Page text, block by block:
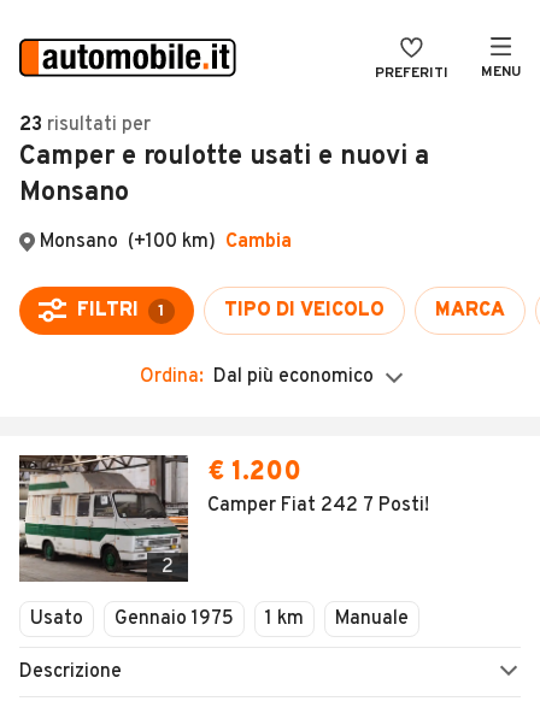
PREFERITI MENU
Auto
Auto usate
Auto Km 0
Auto Nuove
Moto
Camper
Veicoli Commerciali
Concessionari
VENDI
MAGAZINE
ACCEDI
23 risultati per
Camper e roulotte usati e nuovi a
Monsano
Ordina: Dal più economico
2
€ 1.200
Camper Fiat 242 7 Posti!
Usato Gennaio 1975 1 km Manuale
Descrizione